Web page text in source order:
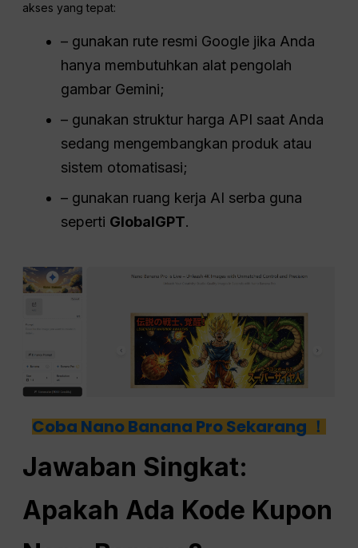
akses yang tepat:
– gunakan rute resmi Google jika Anda
hanya membutuhkan alat pengolah
gambar Gemini;
– gunakan struktur harga API saat Anda
sedang mengembangkan produk atau
sistem otomatisasi;
– gunakan ruang kerja AI serba guna
seperti GlobalGPT.
Coba Nano Banana Pro Sekarang ！
Jawaban Singkat:
Apakah Ada Kode Kupon